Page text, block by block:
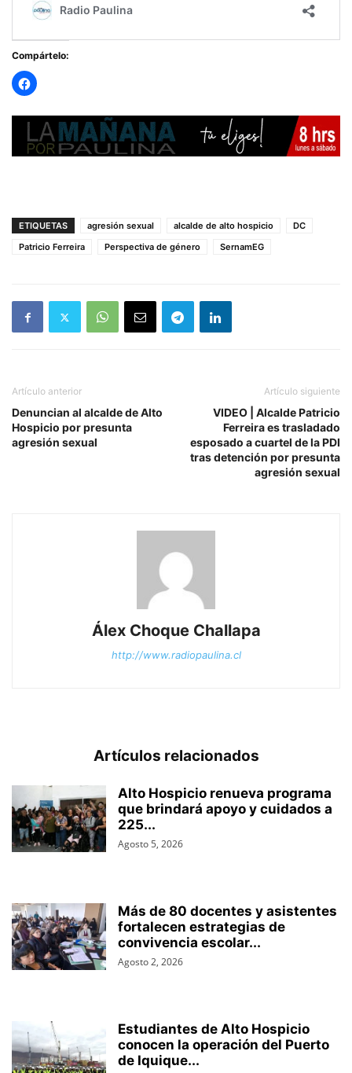
Compártelo:
ETIQUETAS agresión sexual alcalde de alto hospicio
DC
Patricio Ferreira
Perspectiva de género SernamEG
Artículo anterior
Denuncian al alcalde de Alto
Hospicio por presunta
agresión sexual
Artículo siguiente
VIDEO | Alcalde Patricio
Ferreira es trasladado
esposado a cuartel de la PDI
tras detención por presunta
agresión sexual
Álex Choque Challapa
http://www.radiopaulina.cl
Artículos relacionados
Alto Hospicio renueva programa
que brindará apoyo y cuidados a
225...
Agosto 5, 2026
Más de 80 docentes y asistentes
fortalecen estrategias de
convivencia escolar...
Agosto 2, 2026
Estudiantes de Alto Hospicio
conocen la operación del Puerto
de Iquique...